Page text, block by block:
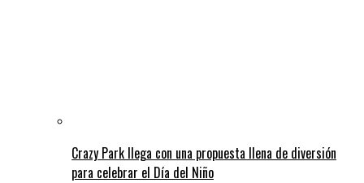
Crazy Park llega con una propuesta llena de diversión
para celebrar el Día del Niño